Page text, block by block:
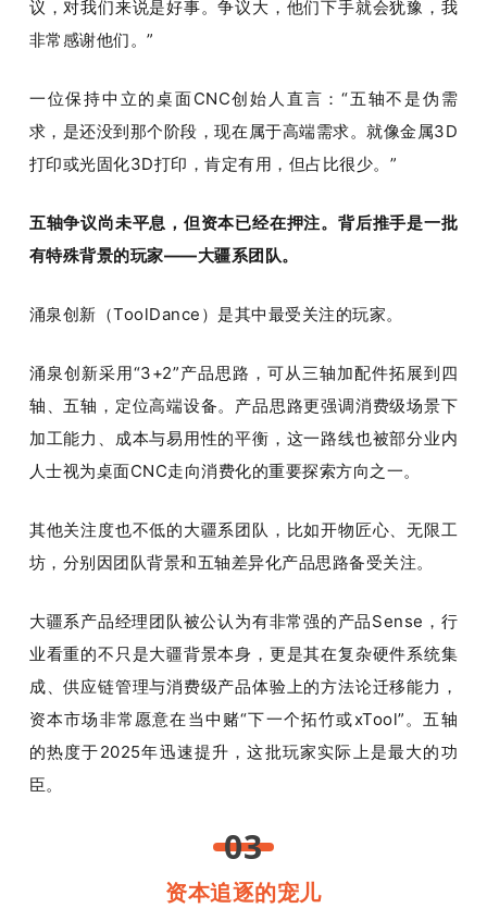
议，对我们来说是好事。争议大，他们下手就会犹豫，我
非常感谢他们。”
一位保持中立的桌面CNC创始人直言：“五轴不是伪需
求，是还没到那个阶段，现在属于高端需求。就像金属3D
打印或光固化3D打印，肯定有用，但占比很少。”
五轴争议尚未平息，但资本已经在押注。背后推手是一批
有特殊背景的玩家——大疆系团队。
涌泉创新（ToolDance）是其中最受关注的玩家。
涌泉创新采用“3+2”产品思路，可从三轴加配件拓展到四
轴、五轴，定位高端设备。产品思路更强调消费级场景下
加工能力、成本与易用性的平衡，这一路线也被部分业内
人士视为桌面CNC走向消费化的重要探索方向之一。
其他关注度也不低的大疆系团队，比如开物匠心、无限工
坊，分别因团队背景和五轴差异化产品思路备受关注。
大疆系产品经理团队被公认为有非常强的产品Sense，行
业看重的不只是大疆背景本身，更是其在复杂硬件系统集
成、供应链管理与消费级产品体验上的方法论迁移能力，
资本市场非常愿意在当中赌“下一个拓竹或xTool”。五轴
的热度于2025年迅速提升，这批玩家实际上是最大的功
臣。
03
资本追逐的宠儿